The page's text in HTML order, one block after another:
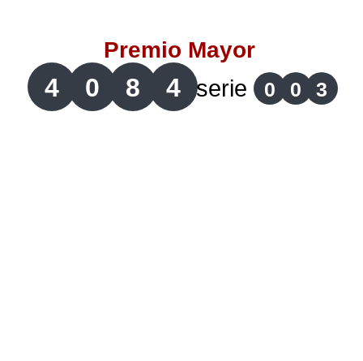
Lotería de Santander
Lotería del Cauca
Premio Mayor
4 0 8 4 serie 0 0 3